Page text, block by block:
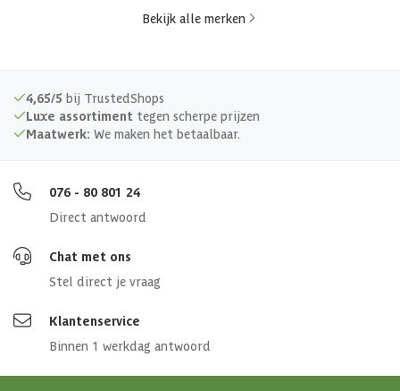
Bekijk alle merken
4,65/5 bij TrustedShops
Luxe assortiment tegen scherpe prijzen
Maatwerk: We maken het betaalbaar.
076 - 80 801 24
Direct antwoord
Chat met ons
Stel direct je vraag
Klantenservice
Binnen 1 werkdag antwoord